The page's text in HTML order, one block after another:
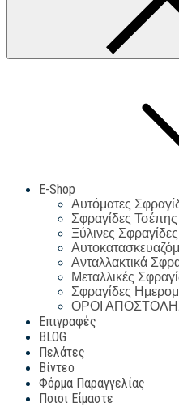
E-Shop
Αυτόματες
Σφραγίδες Τσέπης
Ξύλινες Σφραγίδες
Ανταλλακτικά
Μεταλλικές
Σφραγίδες
ΟΡΟΙ
Επιγραφές
BLOG
Πελάτες
Βίντεο
Φόρμα Παραγγελίας
Ποιοι Είμαστε